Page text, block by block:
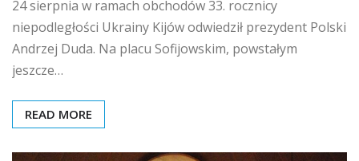
24 sierpnia w ramach obchodów 33. rocznicy
niepodległości Ukrainy Kijów odwiedził prezydent Polski
Andrzej Duda. Na placu Sofijowskim, powstałym
jeszcze…
READ MORE